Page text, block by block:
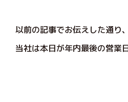
以前の記事でお伝えした通り、
当社は本日が年内最後の営業